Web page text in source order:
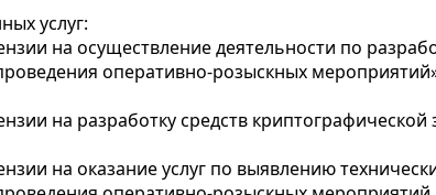
услуг:
на осуществление деятельности по
оперативно-розыскных
на разработку средств
на оказание услуг по выявлению